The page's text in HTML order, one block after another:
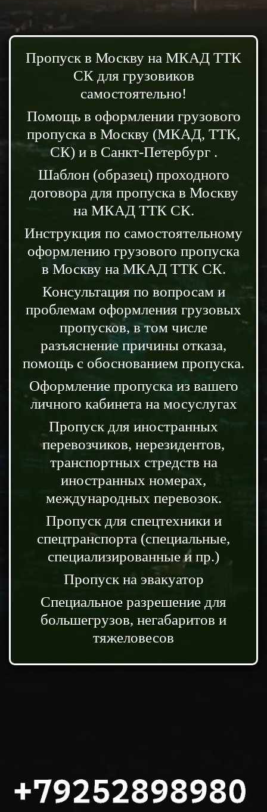
Пропуск в Москву на МКАД ТТК
СК для грузовиков
самостоятельно!
Помощь в оформлении грузового
пропуска в Москву (МКАД, ТТК,
СК) и в Санкт-Петербург .
Шаблон (образец) проходного
договора для пропуска в Москву
на МКАД ТТК СК.
Инструкция по самостоятельному
оформлению грузового пропуска
в Москву на МКАД ТТК СК.
Консультация по вопросам и
проблемам оформления грузовых
пропусков, в том числе
разъяснение причины отказа,
помощь с обоснованием пропуска.
Оформление пропуска из вашего
личного кабинета на мосуслугах
Пропуск для иностранных
перевозчиков, нерезидентов,
транспортных стредств на
иностранных номерах,
международных перевозок.
Пропуск для спецтехники и
спецтранспорта (специальные,
специализированные и пр.)
Пропуск на эвакуатор
Специальное разрешение для
большегрузов, негабаритов и
тяжеловесов